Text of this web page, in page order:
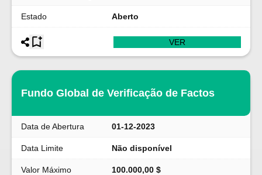
Estado Aberto
VER
Fundo Global de Verificação de Factos
Data de Abertura 01-12-2023
Data Limite Não disponível
Valor Máximo 100.000,00 $